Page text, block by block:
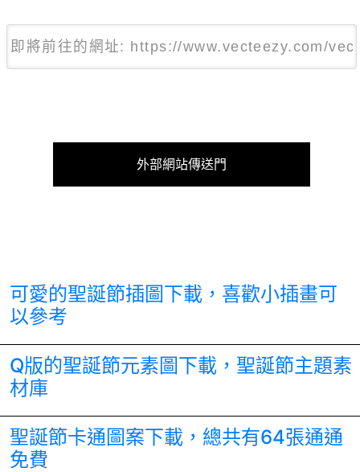
外部網站傳送門
可愛的聖誕節插圖下載，喜歡小插畫可
以參考
Q版的聖誕節元素圖下載，聖誕節主題素
材庫
聖誕節卡通圖案下載，總共有64張通通
免費